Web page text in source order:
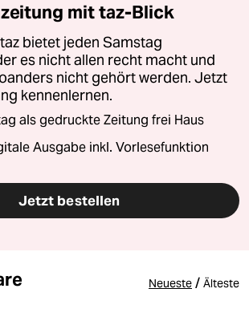
mit taz-Blick
bietet jeden Samstag
es nicht allen recht macht und
nicht gehört werden. Jetzt
kennenlernen.
als gedruckte Zeitung frei Haus
Ausgabe inkl. Vorlesefunktion
Jetzt bestellen
Neueste / Älteste